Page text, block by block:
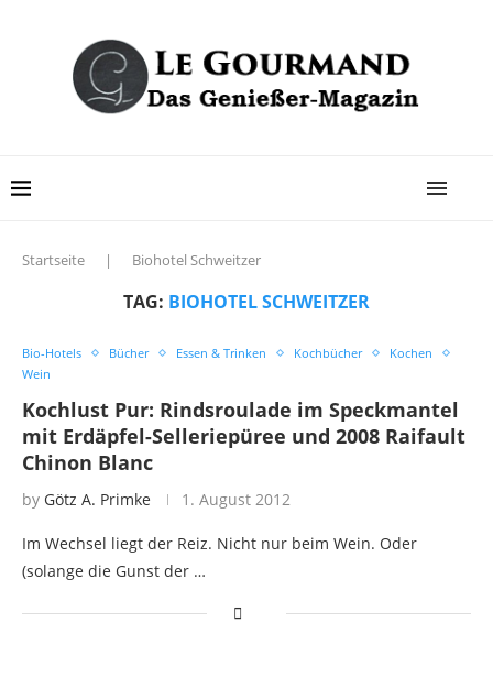
Startseite | Biohotel Schweitzer
TAG: BIOHOTEL SCHWEITZER
Bio-Hotels Bücher Essen & Trinken Kochbücher
Kochen
Wein
Kochlust Pur: Rindsroulade im Speckmantel
mit Erdäpfel-Selleriepüree und 2008 Raifault
Chinon Blanc
by Götz A. Primke 1. August 2012
Im Wechsel liegt der Reiz. Nicht nur beim Wein. Oder
(solange die Gunst der …